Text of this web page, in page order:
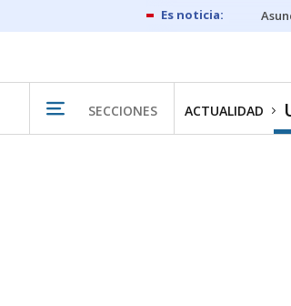
SECCIONES ACTUALIDAD